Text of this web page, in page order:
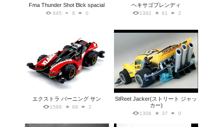
Fma Thunder Shot Blck spacial
645 8 0
ヘキサゴブレンディ
1392 61 2
エクストラ バーニング サン
1599 69 2
StReet Jacker(ストリート ジャッ
カー)
1308 37 0